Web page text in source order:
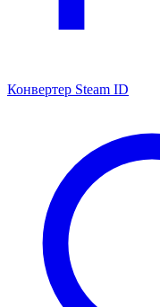
Конвертер Steam ID